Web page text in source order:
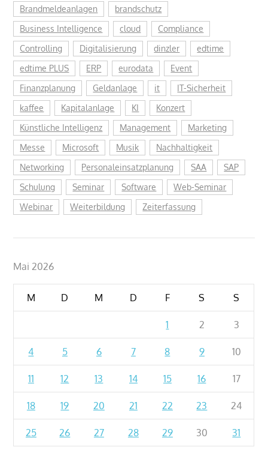
Brandmeldeanlagen
brandschutz
Business Intelligence
cloud
Compliance
Controlling
Digitalisierung dinzler
edtime
edtime PLUS
ERP eurodata
Event
Finanzplanung
Geldanlage it
IT-Sicherheit
kaffee
Kapitalanlage KI
Konzert
Künstliche Intelligenz
Management
Marketing
Messe
Microsoft Musik
Nachhaltigkeit
Networking
Personaleinsatzplanung SAA
SAP
Schulung
Seminar Software
Web-Seminar
Webinar
Weiterbildung Zeiterfassung
Mai 2026
M D M D F S S
1 2 3
4 5 6 7 8 9 10
11 12 13 14 15 16 17
18 19 20 21 22 23 24
25 26 27 28 29 30 31